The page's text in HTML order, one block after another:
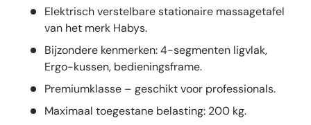
Elektrisch verstelbare stationaire massagetafel
van het merk Habys.
Bijzondere kenmerken: 4-segmenten ligvlak,
Ergo-kussen, bedieningsframe.
Premiumklasse – geschikt voor professionals.
Maximaal toegestane belasting: 200 kg.